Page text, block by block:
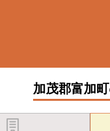
加茂郡富加